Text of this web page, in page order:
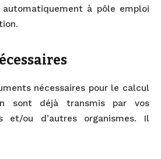
à pôle emploi
nécessaires pour le calcul
sont déjà transmis par vos
et/ou d’autres organismes. Il